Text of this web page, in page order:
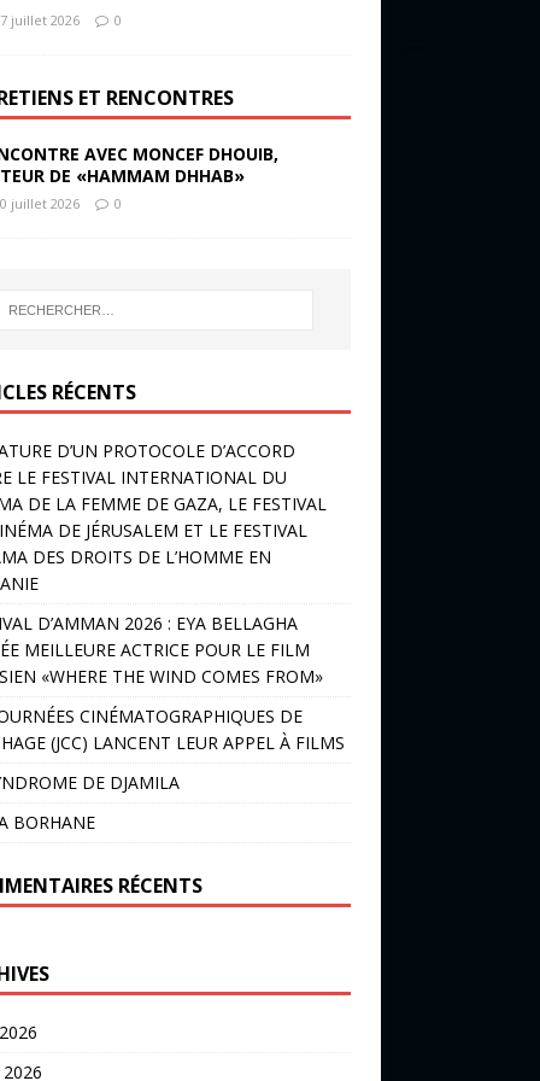
juillet 2026 0
ET RENCONTRES
AVEC MONCEF DHOUIB,
DE «HAMMAM DHHAB»
juillet 2026 0
RÉCENTS
D’UN PROTOCOLE D’ACCORD
LE FESTIVAL INTERNATIONAL DU
DE LA FEMME DE GAZA, LE FESTIVAL
DE JÉRUSALEM ET LE FESTIVAL
DES DROITS DE L’HOMME EN
D’AMMAN 2026 : EYA BELLAGHA
MEILLEURE ACTRICE POUR LE FILM
«WHERE THE WIND COMES FROM»
CINÉMATOGRAPHIQUES DE
(JCC) LANCENT LEUR APPEL À FILMS
DE DJAMILA
BORHANE
RÉCENTS